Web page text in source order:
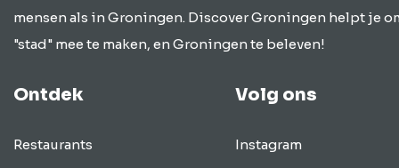
mensen als in Groningen. Discover Groningen helpt je
"stad" mee te maken, en Groningen te beleven!
Ontdek
Restaurants
Volg ons
Instagram